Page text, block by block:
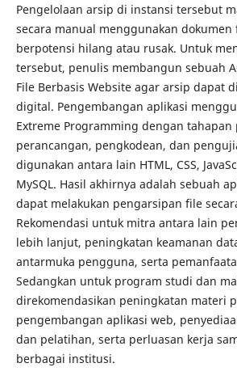
Pengelolaan arsip di instansi tersebut
secara manual menggunakan dokumen
berpotensi hilang atau rusak. Untuk
tersebut, penulis membangun sebuah
File Berbasis Website agar arsip dapat
digital. Pengembangan aplikasi
Extreme Programming dengan tahapan
perancangan, pengkodean, dan
digunakan antara lain HTML, CSS,
MySQL. Hasil akhirnya adalah sebuah
dapat melakukan pengarsipan file
Rekomendasi untuk mitra antara lain
lebih lanjut, peningkatan keamanan
antarmuka pengguna, serta
Sedangkan untuk program studi dan
direkomendasikan peningkatan materi
pengembangan aplikasi web,
dan pelatihan, serta perluasan kerja
berbagai institusi.